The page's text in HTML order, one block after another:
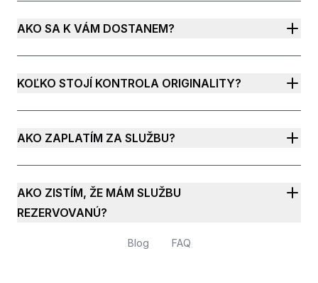
AKO SA K VÁM DOSTANEM?
KOĽKO STOJÍ KONTROLA ORIGINALITY?
AKO ZAPLATÍM ZA SLUŽBU?
AKO ZISTÍM, ŽE MÁM SLUŽBU
REZERVOVANÚ?
Blog FAQ